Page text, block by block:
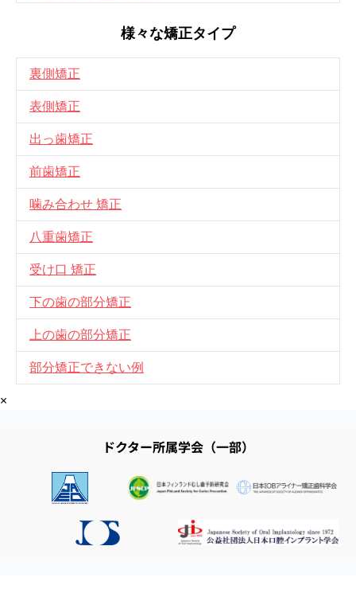
様々な矯正タイプ
裏側矯正
表側矯正
出っ歯矯正
前歯矯正
噛み合わせ 矯正
八重歯矯正
受け口 矯正
下の歯の部分矯正
上の歯の部分矯正
部分矯正できない例
×
ドクター所属学会（一部）